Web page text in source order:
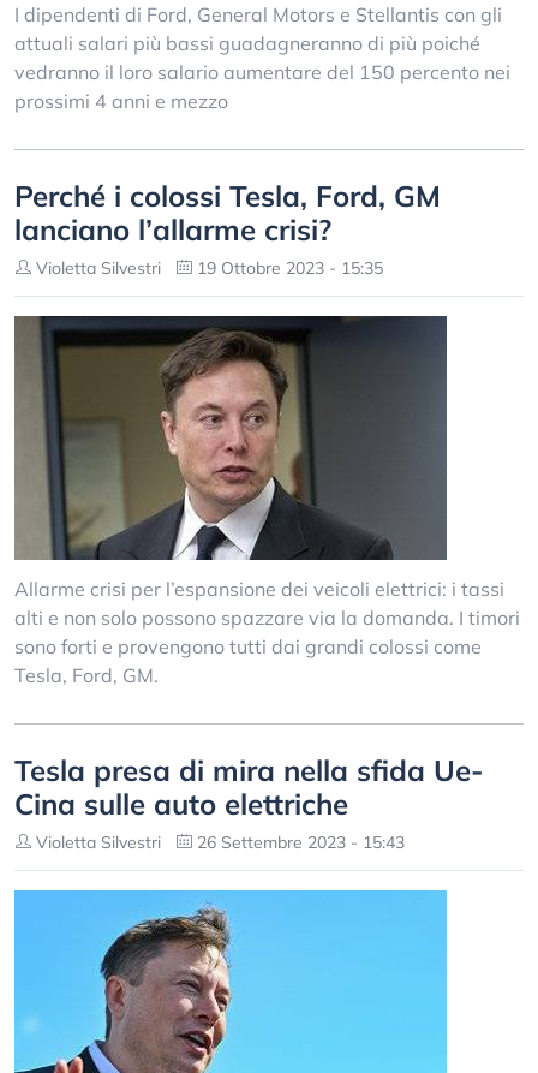
I dipendenti di Ford, General Motors e Stellantis con gli
attuali salari più bassi guadagneranno di più poiché
vedranno il loro salario aumentare del 150 percento nei
prossimi 4 anni e mezzo
Perché i colossi Tesla, Ford, GM
lanciano l’allarme crisi?
Violetta Silvestri 19 Ottobre 2023 - 15:35
Allarme crisi per l’espansione dei veicoli elettrici: i tassi
alti e non solo possono spazzare via la domanda. I timori
sono forti e provengono tutti dai grandi colossi come
Tesla, Ford, GM.
Tesla presa di mira nella sfida Ue-
Cina sulle auto elettriche
Violetta Silvestri 26 Settembre 2023 - 15:43